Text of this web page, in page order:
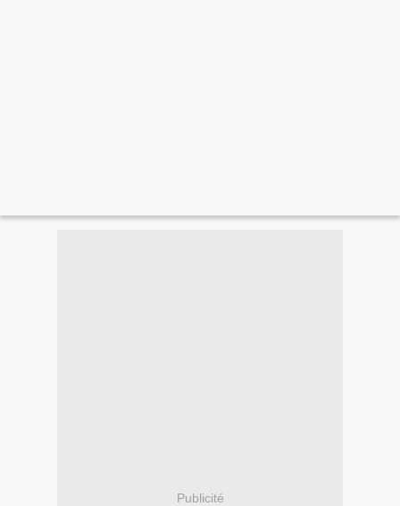
Publicité